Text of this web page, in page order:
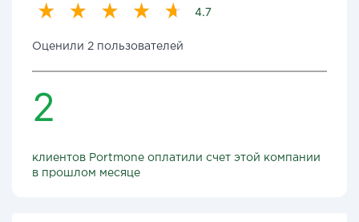
4.7
Оценили 2 пользователей
2
клиентов Portmone оплатили счет этой компании
в прошлом месяце